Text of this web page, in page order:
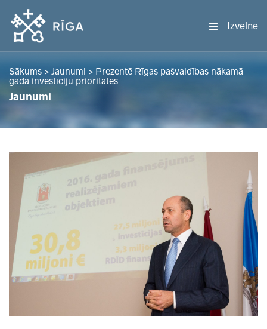
Izvēlne
Sākums > Jaunumi > Prezentē Rīgas pašvaldības nākamā
gada investīciju prioritātes
Jaunumi